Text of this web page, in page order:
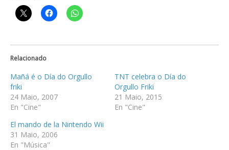
Relacionado
Mañá é o Día do Orgullo
friki
24 Maio, 2007
En "Cine"
TNT celebra o Día do
Orgullo Friki
21 Maio, 2015
En "Cine"
El mando de la Nintendo Wii
31 Maio, 2006
En "Música"